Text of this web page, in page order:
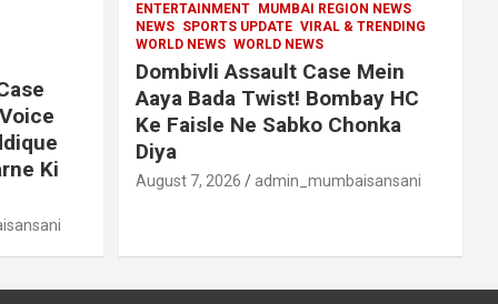
Ki
ENTERTAINMENT
MUMBAI REGION NEWS
NEWS
SPORTS UPDATE VIRAL & TRENDING
WORLD NEWS WORLD NEWS
Dombivli Assault Case Mein
Aaya Bada Twist! Bombay HC
Ke Faisle Ne Sabko Chonka
Diya
August 7, 2026 admin_mumbaisansani